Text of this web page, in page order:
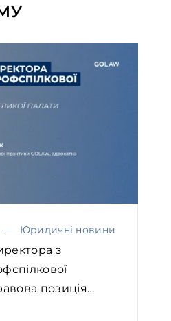
Юридичні новини
з
позиція